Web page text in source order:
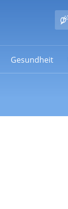
Gesundheit